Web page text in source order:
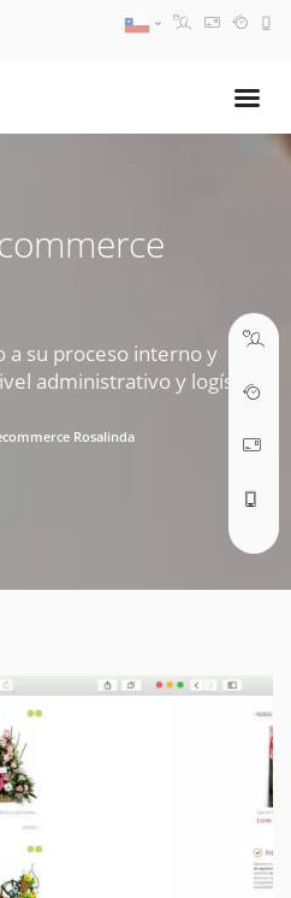
a su proceso interno y
administrativo y logístico.
Rosalinda
PM